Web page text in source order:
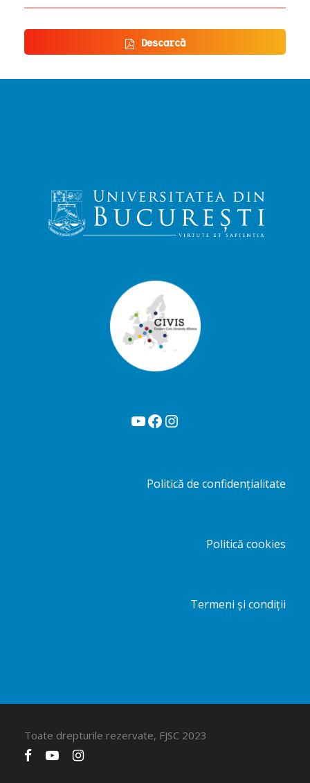
Descarcă
YouTube Facebook Instagram
Politică de confidențialitate
Politică cookies
Termeni și condiții
Toate drepturile rezervate, FJSC 2023